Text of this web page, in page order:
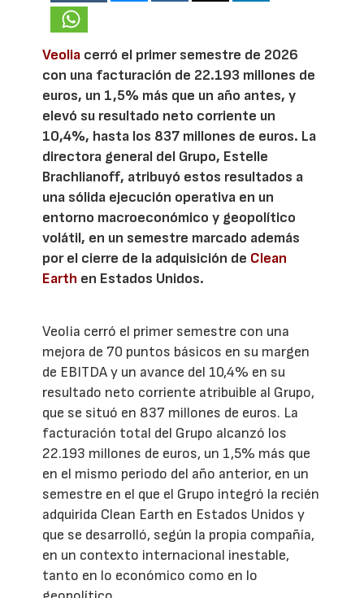
Veolia cerró el primer semestre de 2026
con una facturación de 22.193 millones de
euros, un 1,5% más que un año antes, y
elevó su resultado neto corriente un
10,4%, hasta los 837 millones de euros. La
directora general del Grupo, Estelle
Brachlianoff, atribuyó estos resultados a
una sólida ejecución operativa en un
entorno macroeconómico y geopolítico
volátil, en un semestre marcado además
por el cierre de la adquisición de Clean
Earth en Estados Unidos.
Veolia cerró el primer semestre con una
mejora de 70 puntos básicos en su margen
de EBITDA y un avance del 10,4% en su
resultado neto corriente atribuible al Grupo,
que se situó en 837 millones de euros. La
facturación total del Grupo alcanzó los
22.193 millones de euros, un 1,5% más que
en el mismo periodo del año anterior, en un
semestre en el que el Grupo integró la recién
adquirida Clean Earth en Estados Unidos y
que se desarrolló, según la propia compañía,
en un contexto internacional inestable,
tanto en lo económico como en lo